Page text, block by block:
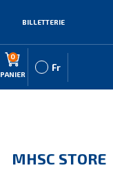
BILLETTERIE
0
PANIER
Fr
MHSC STORE